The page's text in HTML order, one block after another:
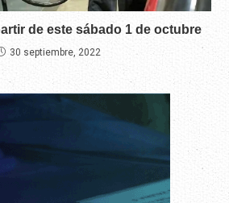
de este sábado 1 de octubre
30 septiembre, 2022